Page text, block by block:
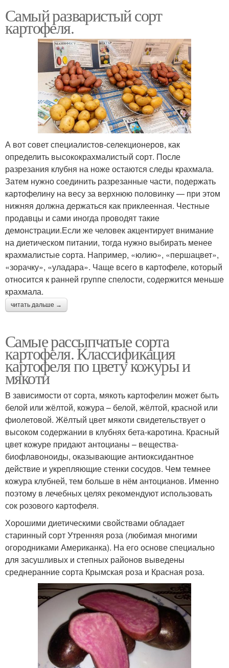
Самый разваристый сорт
картофеля.
А вот совет специалистов-селекционеров, как
определить высококрахмалистый сорт. После
разрезания клубня на ноже остаются следы крахмала.
Затем нужно соединить разрезанные части, подержать
картофелину на весу за верхнюю половинку — при этом
нижняя должна держаться как приклеенная. Честные
продавцы и сами иногда проводят такие
демонстрации.Если же человек акцентирует внимание
на диетическом питании, тогда нужно выбирать менее
крахмалистые сорта. Например, «юлию», «першацвет»,
«зорачку», «уладара». Чаще всего в картофеле, который
относится к ранней группе спелости, содержится меньше
крахмала.
читать дальше →
Самые рассыпчатые сорта
картофеля. Классификация
картофеля по цвету кожуры и
мякоти
В зависимости от сорта, мякоть картофелин может быть
белой или жёлтой, кожура – белой, жёлтой, красной или
фиолетовой. Жёлтый цвет мякоти свидетельствует о
высоком содержании в клубнях бета-каротина. Красный
цвет кожуре придают антоцианы – вещества-
биофлавоноиды, оказывающие антиоксидантное
действие и укрепляющие стенки сосудов. Чем темнее
кожура клубней, тем больше в нём антоцианов. Именно
поэтому в лечебных целях рекомендуют использовать
сок розового картофеля.
Хорошими диетическими свойствами обладает
старинный сорт Утренняя роза (любимая многими
огородниками Американка). На его основе специально
для засушливых и степных районов выведены
среднеранние сорта Крымская роза и Красная роза.